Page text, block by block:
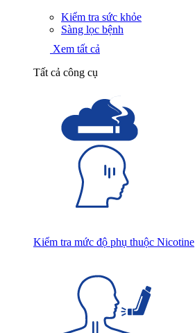
Kiểm tra sức khỏe
Sàng lọc bệnh
Xem tất cả
Tất cả công cụ
Kiểm tra mức độ phụ thuộc Nicotine